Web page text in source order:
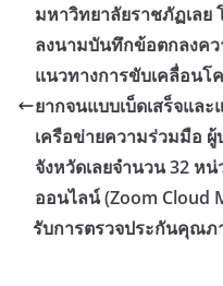
มหาวิทยาลัยราชภัฏเล
ลงนามบันทึกข้อตกลงค
แนวทางการขับเคลื่อนโ
ยากจนแบบเบ็ดเสร็จแล
เครือข่ายความร่วมมือ
จังหวัดเลยจำนวน 32 ห
ออนไลน์ (Zoom Cloud
รับการตรวจประกันคุณภ